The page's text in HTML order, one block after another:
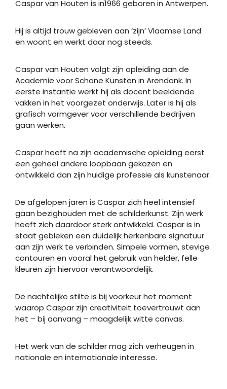
Caspar van Houten is in1966 geboren in Antwerpen.
Hij is altijd trouw gebleven aan ‘zijn’ Vlaamse Land
en woont en werkt daar nog steeds.
Caspar van Houten volgt zijn opleiding aan de
Academie voor Schone Kunsten in Arendonk. In
eerste instantie werkt hij als docent beeldende
vakken in het voorgezet onderwijs. Later is hij als
grafisch vormgever voor verschillende bedrijven
gaan werken.
Caspar heeft na zijn academische opleiding eerst
een geheel andere loopbaan gekozen en
ontwikkeld dan zijn huidige professie als kunstenaar.
De afgelopen jaren is Caspar zich heel intensief
gaan bezighouden met de schilderkunst. Zijn werk
heeft zich daardoor sterk ontwikkeld. Caspar is in
staat gebleken een duidelijk herkenbare signatuur
aan zijn werk te verbinden. Simpele vormen, stevige
contouren en vooral het gebruik van helder, felle
kleuren zijn hiervoor verantwoordelijk.
De nachtelijke stilte is bij voorkeur het moment
waarop Caspar zijn creativiteit toevertrouwt aan
het – bij aanvang – maagdelijk witte canvas.
Het werk van de schilder mag zich verheugen in
nationale en internationale interesse.